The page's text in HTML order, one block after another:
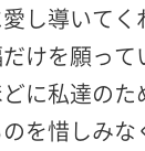
し導いてく
けを願っ
に私達のた
を惜しみ